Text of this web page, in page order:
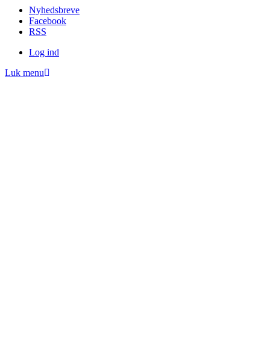
Nyheds­breve
Facebook
RSS
Log ind
Luk menu